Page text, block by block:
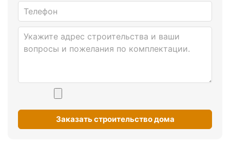
Заказать строительство дома